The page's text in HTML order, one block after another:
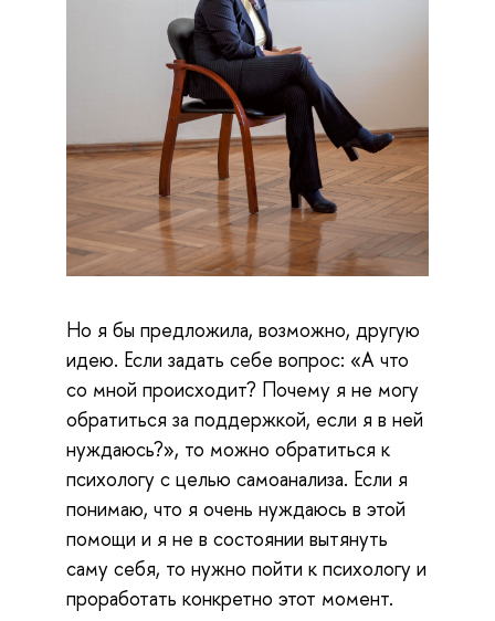
Но я бы предложила, возможно, другую
идею. Если задать себе вопрос: «А что
со мной происходит? Почему я не могу
обратиться за поддержкой, если я в ней
нуждаюсь?», то можно обратиться к
психологу с целью самоанализа. Если я
понимаю, что я очень нуждаюсь в этой
помощи и я не в состоянии вытянуть
саму себя, то нужно пойти к психологу и
проработать конкретно этот момент.